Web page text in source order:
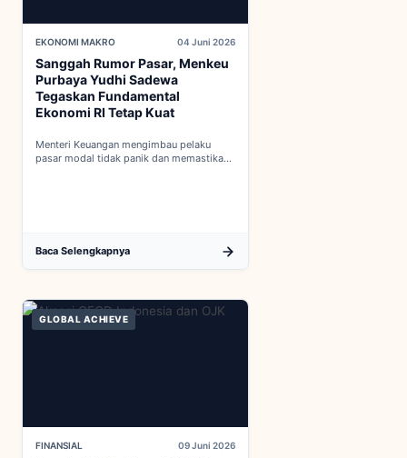
EKONOMI MAKRO 04 Juni 2026
Sanggah Rumor Pasar, Menkeu
Purbaya Yudhi Sadewa
Tegaskan Fundamental
Ekonomi RI Tetap Kuat
Menteri Keuangan mengimbau pelaku
pasar modal tidak panik dan memastikan
Baca Selengkapnya
GLOBAL ACHIEVE
FINANSIAL 09 Juni 2026